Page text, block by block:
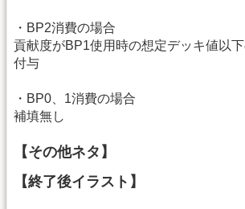
・BP2消費の場合
貢献度がBP1使用時の想定デッキ値以
付与
・BP0、1消費の場合
補填無し
【その他ネタ】
【終了後イラスト】